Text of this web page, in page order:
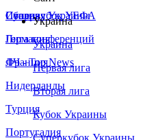
Сборная Украины
Италия
Германия
Франция
Нидерланды
Турция
Португалия
Суперкубок УЕФА
Лига конференций
ЛЧ - Top News
Украина
Украина
Первая лига
Вторая лига
Кубок Украины
Суперкубок Украины